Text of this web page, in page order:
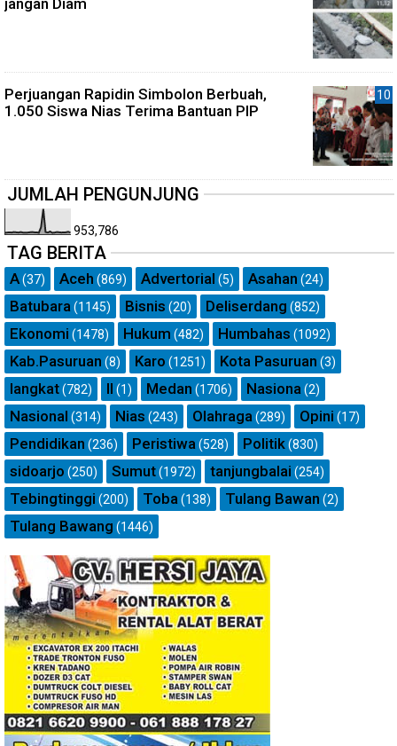
Perjuangan Rapidin Simbolon Berbuah,
1.050 Siswa Nias Terima Bantuan PIP
JUMLAH PENGUNJUNG
953,786
TAG BERITA
A(37) Aceh (869) Advertorial (5) Asahan (24)
Batubara (1145) Bisnis (20) Deliserdang (852)
Ekonomi (1478) Hukum (482) Humbahas (1092)
Kab.Pasuruan (8) Karo (1251) Kota Pasuruan (3)
langkat(782) ll (1) Medan (1706) Nasiona (2)
Nasional (314) Nias (243) Olahraga (289) Opini (17)
Pendidikan (236) Peristiwa (528) Politik(830)
sidoarjo (250) Sumut(1972) tanjungbalai (254)
Tebingtinggi (200) Toba (138) Tulang Bawan (2)
Tulang Bawang (1446)